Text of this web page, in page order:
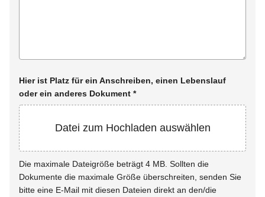
Hier ist Platz für ein Anschreiben, einen Lebenslauf
oder ein anderes Dokument *
Datei zum Hochladen auswählen
Die maximale Dateigröße beträgt 4 MB. Sollten die
Dokumente die maximale Größe überschreiten, senden Sie
bitte eine E-Mail mit diesen Dateien direkt an den/die